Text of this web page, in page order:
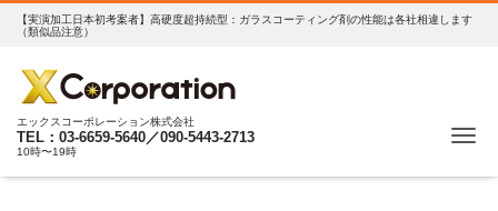
【実演加工日本初考案者】高硬度超持続型：ガラスコーティング剤の性能は各社相違します
（類似品注意）
エックスコーポレーション株式会社
TEL：03-6659-5640／090-5443-2713
10時〜19時